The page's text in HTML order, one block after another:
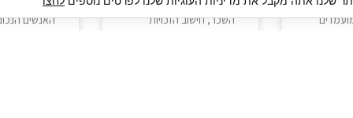
מזו
משפיע על שעות הנוכחות,
השכר, חישוב הזכויות
מודעה אינו
האנשים